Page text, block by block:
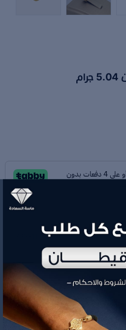
RR22113377
5.04 جم
2,758